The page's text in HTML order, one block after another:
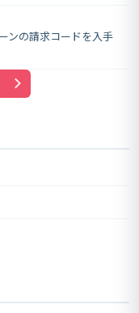
ンの請求コードを入手